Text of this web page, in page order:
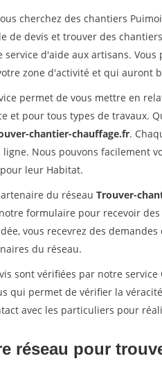
cherchez des chantiers
de devis et trouver des
d'aide aux artisans.
zone d'activité et qui auront
permet de vous mettre en
et pour tous types de travaux.
chantier-chauffage.fr.
Nous pouvons facilement
leur Habitat.
du réseau Trouver-
formulaire pour recevoir
vous recevrez des
du réseau.
sont vérifiées par notre
qui permet de vérifier la
avec les particuliers pour
réseau pour